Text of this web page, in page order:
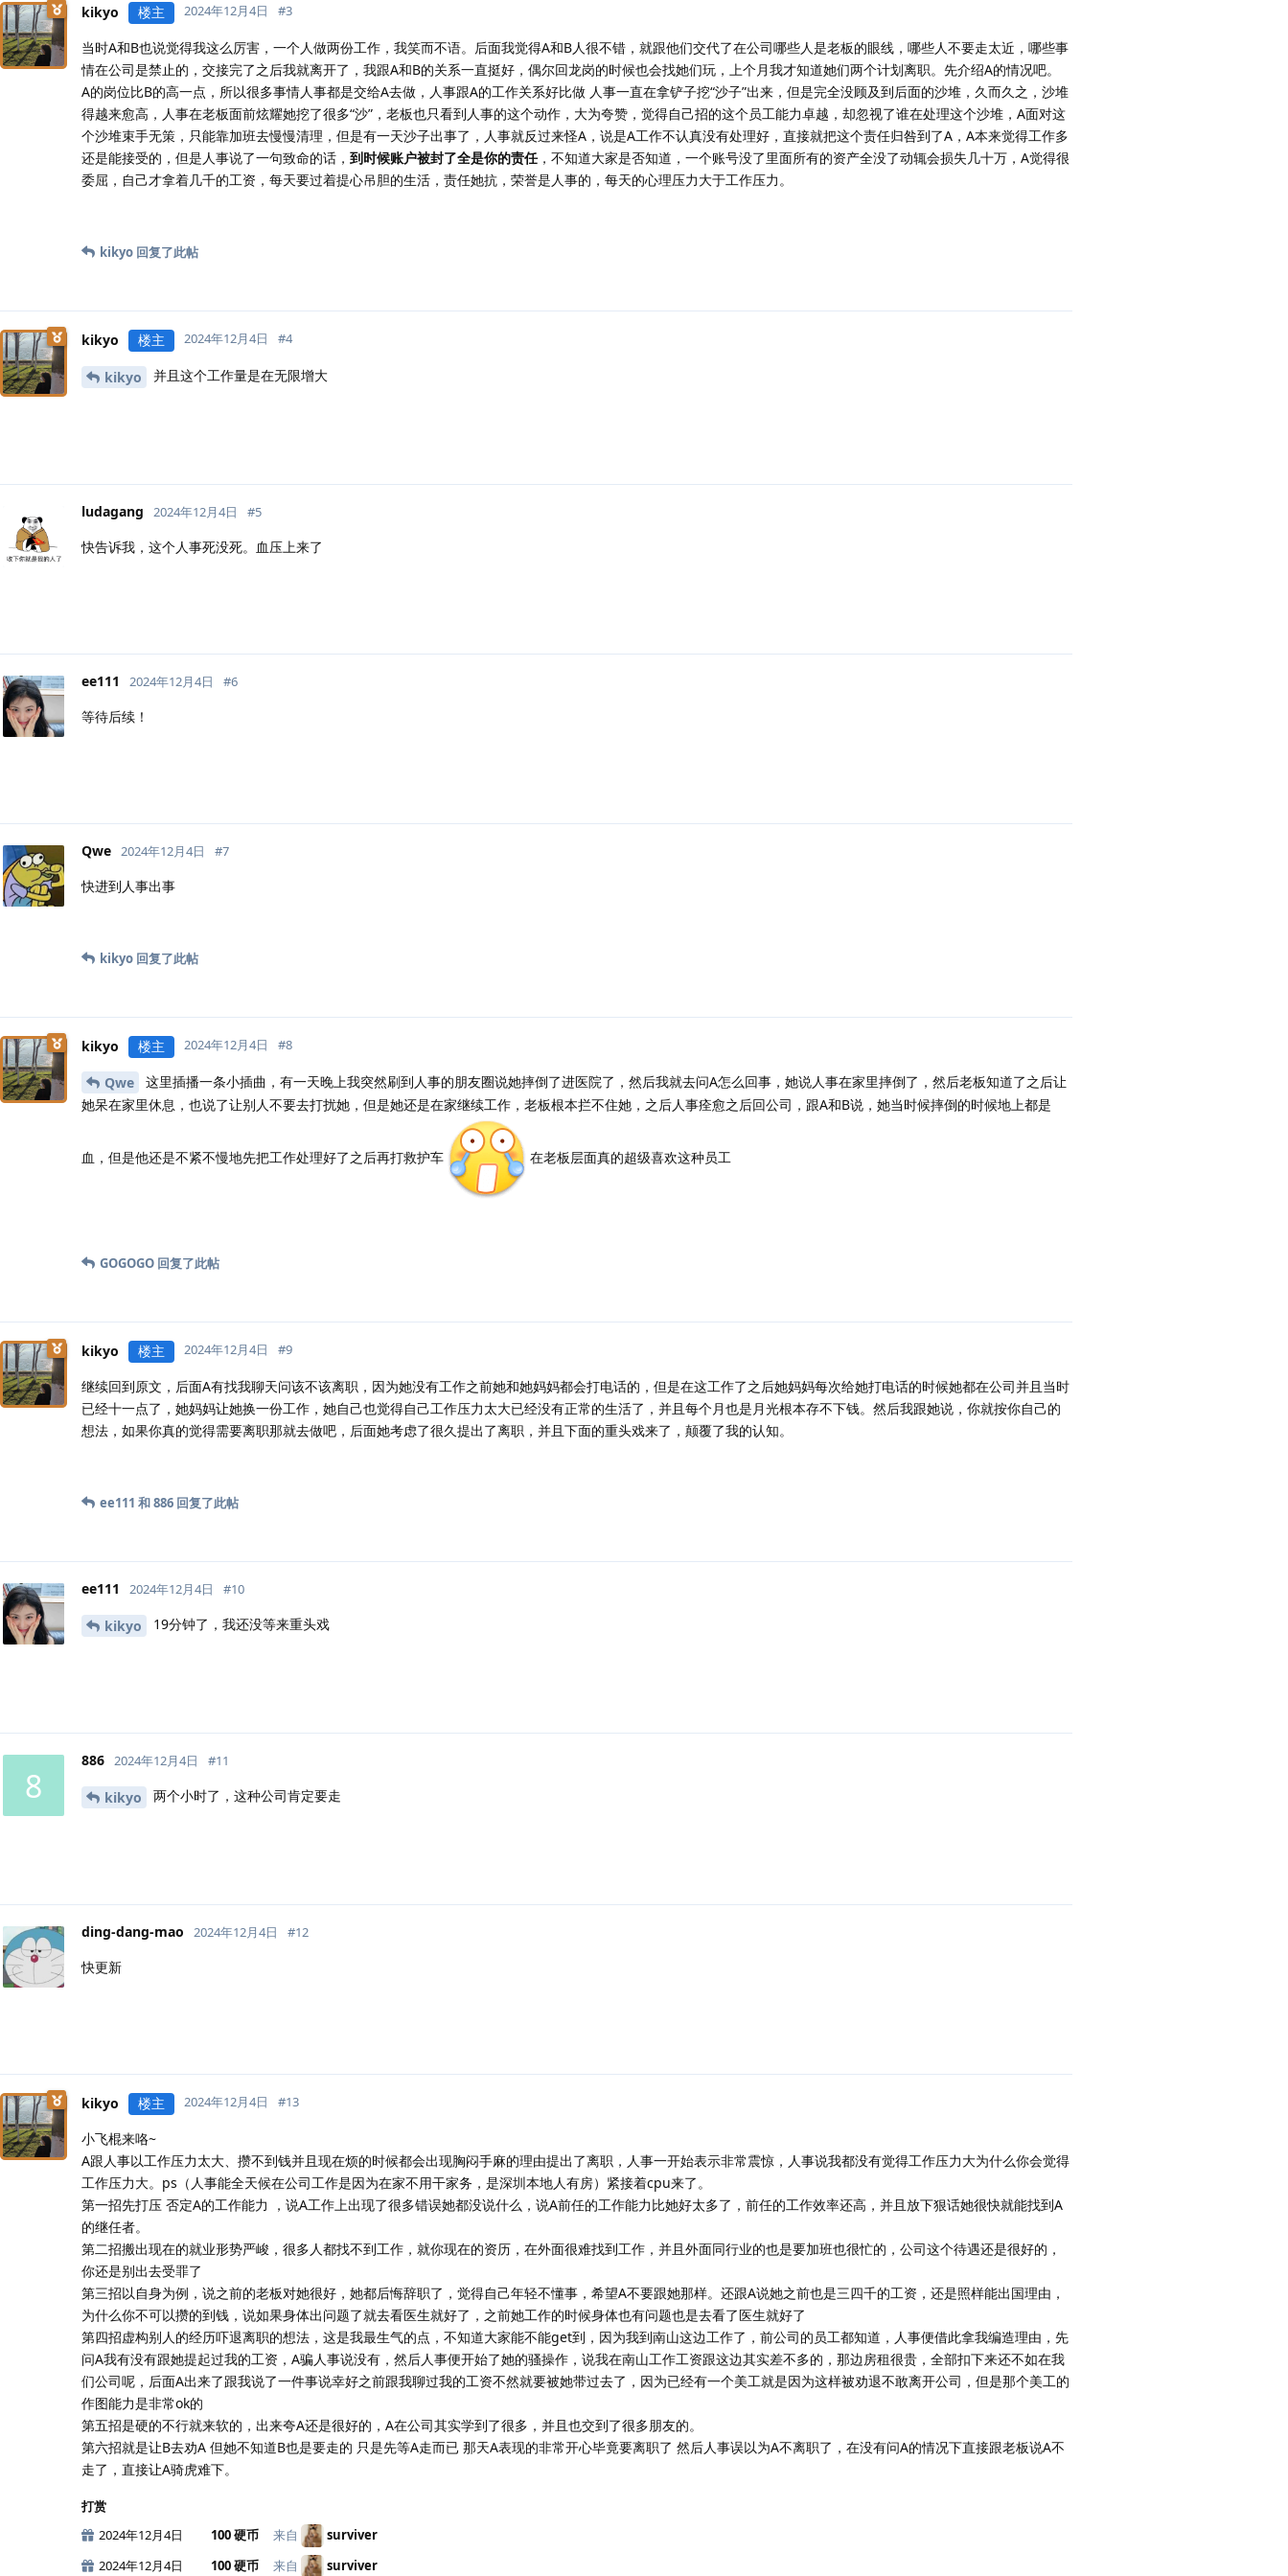
kikyo 楼主 2024年12月4日 #3
当时A和B也说觉得我这么厉害，一个人做两份工作，我笑而不语。后面我觉得A和B人很不错，就跟他们交代了在公司哪些人是老板的眼线，哪些人不要走太近，哪些事
情在公司是禁止的，交接完了之后我就离开了，我跟A和B的关系一直挺好，偶尔回龙岗的时候也会找她们玩，上个月我才知道她们两个计划离职。先介绍A的情况吧。
A的岗位比B的高一点，所以很多事情人事都是交给A去做，人事跟A的工作关系好比做 人事一直在拿铲子挖“沙子”出来，但是完全没顾及到后面的沙堆，久而久之，沙堆
得越来愈高，人事在老板面前炫耀她挖了很多“沙”，老板也只看到人事的这个动作，大为夸赞，觉得自己招的这个员工能力卓越，却忽视了谁在处理这个沙堆，A面对这
个沙堆束手无策，只能靠加班去慢慢清理，但是有一天沙子出事了，人事就反过来怪A，说是A工作不认真没有处理好，直接就把这个责任归咎到了A，A本来觉得工作多
还是能接受的，但是人事说了一句致命的话， 到时候账户被封了全是你的责任，不知道大家是否知道，一个账号没了里面所有的资产全没了动辄会损失几十万，A觉得很
委屈，自己才拿着几千的工资，每天要过着提心吊胆的生活，责任她抗，荣誉是人事的，每天的心理压力大于工作压力。
kikyo 回复了此帖
kikyo 楼主 2024年12月4日 #4
kikyo 并且这个工作量是在无限增大
ludagang 2024年12月4日 #5
快告诉我，这个人事死没死。血压上来了
ee111 2024年12月4日 #6
等待后续！
Qwe 2024年12月4日 #7
快进到人事出事
kikyo 回复了此帖
kikyo 楼主 2024年12月4日 #8
Qwe
这里插播一条小插曲，有一天晚上我突然刷到人事的朋友圈说她摔倒了进医院了，然后我就去问A怎么回事，她说人事在家里摔倒了，然后老板知道了之后让
她呆在家里休息，也说了让别人不要去打扰她，但是她还是在家继续工作，老板根本拦不住她，之后人事痊愈之后回公司，跟A和B说，她当时候摔倒的时候地上都是
血，但是他还是不紧不慢地先把工作处理好了之后再打救护车 在老板层面真的超级喜欢这种员工
GOGOGO 回复了此帖
kikyo 楼主 2024年12月4日 #9
继续回到原文，后面A有找我聊天问该不该离职，因为她没有工作之前她和她妈妈都会打电话的，但是在这工作了之后她妈妈每次给她打电话的时候她都在公司并且当时
已经十一点了，她妈妈让她换一份工作，她自己也觉得自己工作压力太大已经没有正常的生活了，并且每个月也是月光根本存不下钱。然后我跟她说，你就按你自己的
想法，如果你真的觉得需要离职那就去做吧，后面她考虑了很久提出了离职，并且下面的重头戏来了，颠覆了我的认知。
ee111 和886 回复了此帖
ee111 2024年12月4日 #10
kikyo 19分钟了，我还没等来重头戏
8
886 2024年12月4日 #11
kikyo 两个小时了，这种公司肯定要走
ding-dang-mao 2024年12月4日 #12
快更新
kikyo 楼主 2024年12月4日 #13
小飞棍来咯~
A跟人事以工作压力太大、攒不到钱并且现在烦的时候都会出现胸闷手麻的理由提出了离职，人事一开始表示非常震惊，人事说我都没有觉得工作压力大为什么你会觉得
工作压力大。ps（人事能全天候在公司工作是因为在家不用干家务，是深圳本地人有房）紧接着cpu来了。
第一招先打压 否定A的工作能力 ，说A工作上出现了很多错误她都没说什么，说A前任的工作能力比她好太多了，前任的工作效率还高，并且放下狠话她很快就能找到A
的继任者。
第二招搬出现在的就业形势严峻，很多人都找不到工作，就你现在的资历，在外面很难找到工作，并且外面同行业的也是要加班也很忙的，公司这个待遇还是很好的，
你还是别出去受罪了
第三招以自身为例，说之前的老板对她很好，她都后悔辞职了，觉得自己年轻不懂事，希望A不要跟她那样。还跟A说她之前也是三四千的工资，还是照样能出国理由，
为什么你不可以攒的到钱，说如果身体出问题了就去看医生就好了，之前她工作的时候身体也有问题也是去看了医生就好了
第四招虚构别人的经历吓退离职的想法，这是我最生气的点，不知道大家能不能get到，因为我到南山这边工作了，前公司的员工都知道，人事便借此拿我编造理由，先
问A我有没有跟她提起过我的工资，A骗人事说没有，然后人事便开始了她的骚操作，说我在南山工作工资跟这边其实差不多的，那边房租很贵，全部扣下来还不如在我
们公司呢，后面A出来了跟我说了一件事说幸好之前跟我聊过我的工资不然就要被她带过去了，因为已经有一个美工就是因为这样被劝退不敢离开公司，但是那个美工的
作图能力是非常ok的
第五招是硬的不行就来软的，出来夸A还是很好的，A在公司其实学到了很多，并且也交到了很多朋友的。
第六招就是让B去劝A 但她不知道B也是要走的 只是先等A走而已 那天A表现的非常开心毕竟要离职了 然后人事误以为A不离职了，在没有问A的情况下直接跟老板说A不
走了，直接让A骑虎难下。
打赏
2024年12月4日
100 硬币 来自
surviver
2024年12月4日
100 硬币 来自 surviver